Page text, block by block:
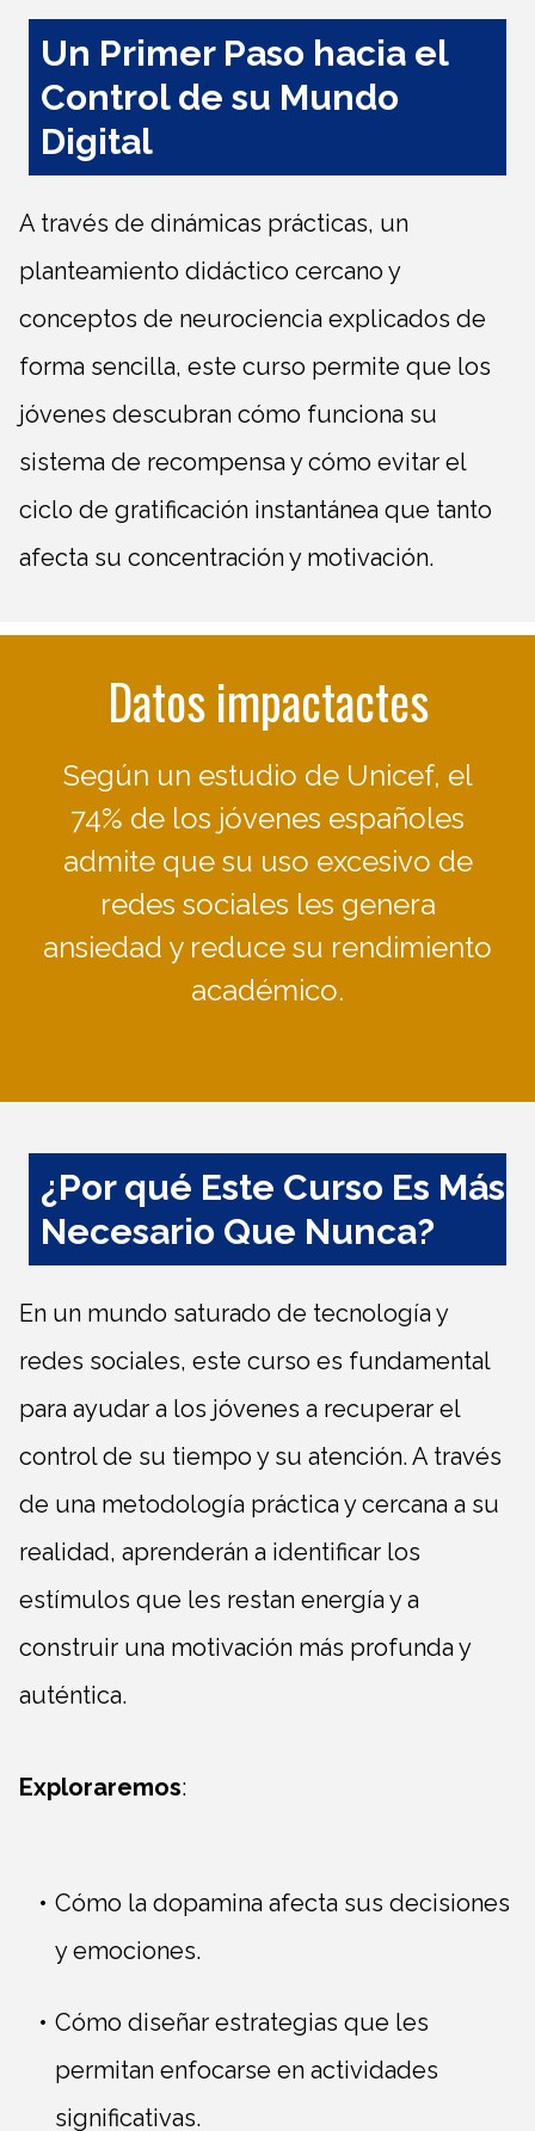
Un Primer Paso hacia el
Control de su Mundo
Digital
A través de dinámicas prácticas, un
planteamiento didáctico cercano y
conceptos de neurociencia explicados de
forma sencilla, este curso permite que los
jóvenes descubran cómo funciona su
sistema de recompensa y cómo evitar el
ciclo de gratificación instantánea que tanto
afecta su concentración y motivación.
Datos impactactes
Según un estudio de Unicef, el
74% de los jóvenes españoles
admite que su uso excesivo de
redes sociales les genera
ansiedad y reduce su rendimiento
académico.
¿Por qué Este Curso Es Más
Necesario Que Nunca?
En un mundo saturado de tecnología y
redes sociales, este curso es fundamental
para ayudar a los jóvenes a recuperar el
control de su tiempo y su atención. A través
de una metodología práctica y cercana a su
realidad, aprenderán a identificar los
estímulos que les restan energía y a
construir una motivación más profunda y
auténtica.
Exploraremos:
Cómo la dopamina afecta sus decisiones
y emociones.
Cómo diseñar estrategias que les
permitan enfocarse en actividades
significativas.